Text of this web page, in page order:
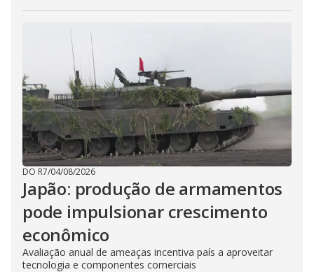
DO R7/04/08/2026
Japão: produção de armamentos
pode impulsionar crescimento
econômico
Avaliação anual de ameaças incentiva país a aproveitar
tecnologia e componentes comerciais